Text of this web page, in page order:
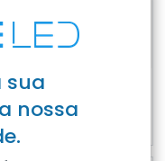
NEON-
sua
nossa